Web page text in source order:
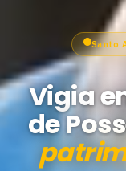
Santo
Vigia
de